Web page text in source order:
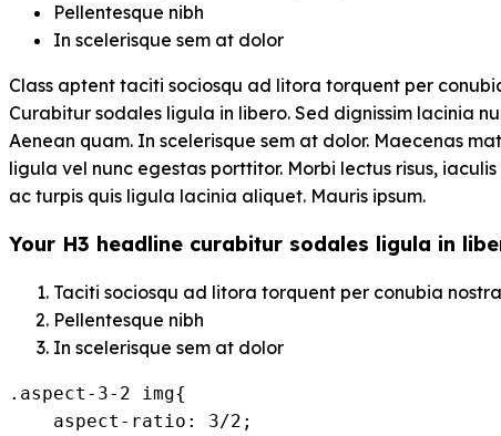
Pellentesque nibh
In scelerisque sem at dolor
Class aptent taciti sociosqu ad litora torquent per
Curabitur sodales ligula in libero. Sed dignissim lacinia
Aenean quam. In scelerisque sem at dolor. Maecenas
ligula vel nunc egestas porttitor. Morbi lectus risus,
ac turpis quis ligula lacinia aliquet. Mauris ipsum.
Your H3 headline curabitur sodales ligula in
Taciti sociosqu ad litora torquent per conubia nostra
Pellentesque nibh
In scelerisque sem at dolor
.aspect-3-2 img{